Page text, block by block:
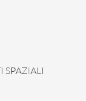
SPAZIALI